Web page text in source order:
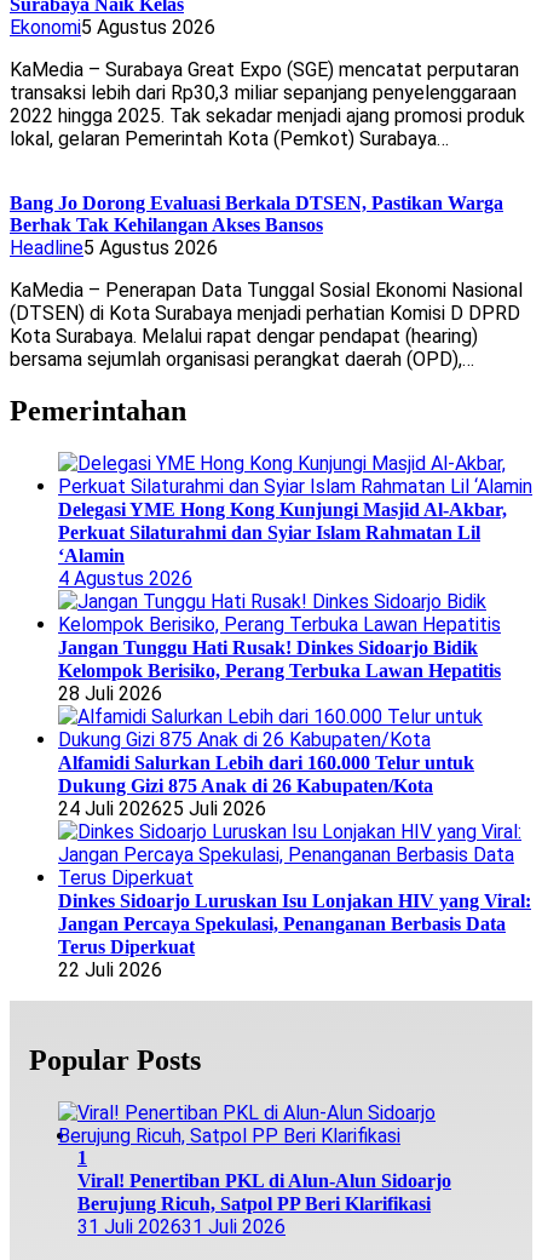
Surabaya Naik Kelas
Ekonomi5 Agustus 2026
KaMedia – Surabaya Great Expo (SGE) mencatat perputaran
transaksi lebih dari Rp30,3 miliar sepanjang penyelenggaraan
2022 hingga 2025. Tak sekadar menjadi ajang promosi produk
lokal, gelaran Pemerintah Kota (Pemkot) Surabaya…
Bang Jo Dorong Evaluasi Berkala DTSEN, Pastikan Warga
Berhak Tak Kehilangan Akses Bansos
Headline5 Agustus 2026
KaMedia – Penerapan Data Tunggal Sosial Ekonomi Nasional
(DTSEN) di Kota Surabaya menjadi perhatian Komisi D DPRD
Kota Surabaya. Melalui rapat dengar pendapat (hearing)
bersama sejumlah organisasi perangkat daerah (OPD),…
Pemerintahan
Delegasi YME Hong Kong Kunjungi Masjid Al-Akbar,
Perkuat Silaturahmi dan Syiar Islam Rahmatan Lil
‘Alamin
4 Agustus 2026
Jangan Tunggu Hati Rusak! Dinkes Sidoarjo Bidik
Kelompok Berisiko, Perang Terbuka Lawan Hepatitis
28 Juli 2026
Alfamidi Salurkan Lebih dari 160.000 Telur untuk
Dukung Gizi 875 Anak di 26 Kabupaten/Kota
24 Juli 202625 Juli 2026
Dinkes Sidoarjo Luruskan Isu Lonjakan HIV yang Viral:
Jangan Percaya Spekulasi, Penanganan Berbasis Data
Terus Diperkuat
22 Juli 2026
Popular Posts
1
Viral! Penertiban PKL di Alun-Alun Sidoarjo
Berujung Ricuh, Satpol PP Beri Klarifikasi
31 Juli 202631 Juli 2026